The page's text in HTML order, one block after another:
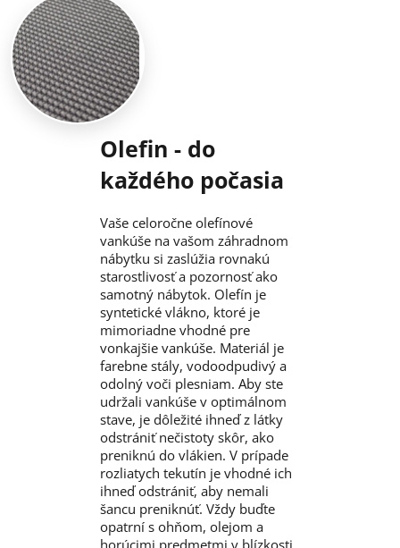
Olefin - do
každého počasia
Vaše celoročne olefínové
vankúše na vašom záhradnom
nábytku si zaslúžia rovnakú
starostlivosť a pozornosť ako
samotný nábytok. Olefín je
syntetické vlákno, ktoré je
mimoriadne vhodné pre
vonkajšie vankúše. Materiál je
farebne stály, vodoodpudivý a
odolný voči plesniam. Aby ste
udržali vankúše v optimálnom
stave, je dôležité ihneď z látky
odstrániť nečistoty skôr, ako
preniknú do vlákien. V prípade
rozliatych tekutín je vhodné ich
ihneď odstrániť, aby nemali
šancu preniknúť. Vždy buďte
opatrní s ohňom, olejom a
horúcimi predmetmi v blízkosti